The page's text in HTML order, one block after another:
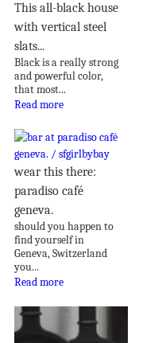
This all-black house
with vertical steel
slats...
Black is a really strong
and powerful color,
that most...
Read more
wear this there:
paradiso café
geneva.
should you happen to
find yourself in
Geneva, Switzerland
you...
Read more